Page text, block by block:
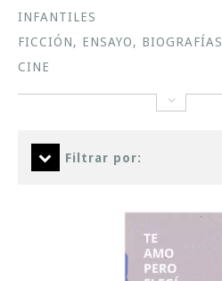
INFANTILES
FICCIÓN, ENSAYO, BIOGRAFÍAS
CINE
Filtrar por: